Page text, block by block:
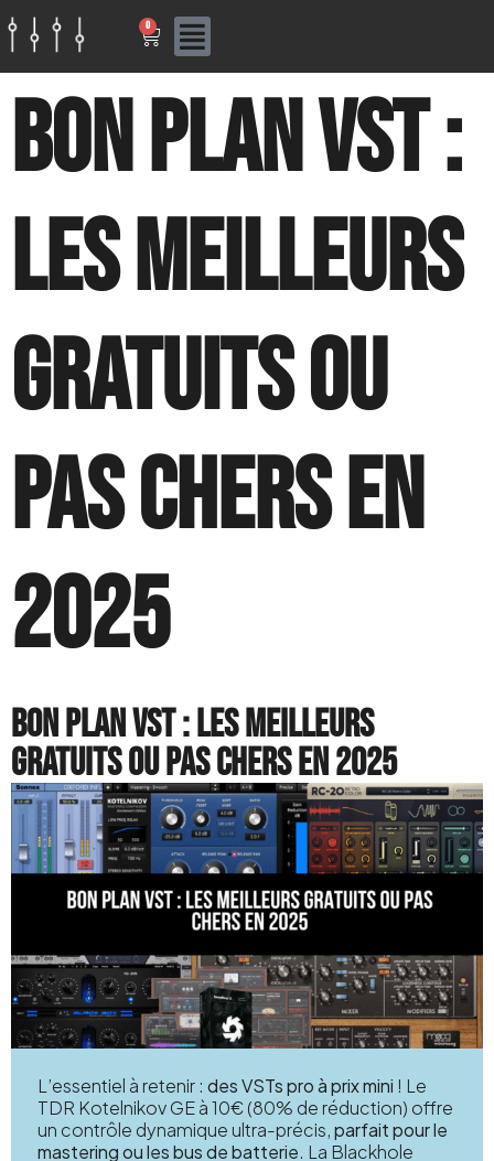
0
Bon plan VST :
les meilleurs
gratuits ou
pas chers en
2025​
Bon plan VST : les meilleurs
gratuits ou pas chers en 2025
L’essentiel à retenir : des VSTs pro à prix mini ! Le
TDR Kotelnikov GE à 10€ (80% de réduction) offre
un contrôle dynamique ultra-précis,parfait pour le
mastering ou les bus de batterie. La Blackhole